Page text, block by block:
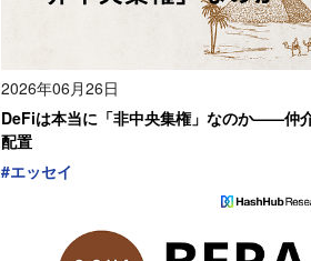
2026年06月26日
DeFiは本当に「非中央集権」なのか——仲
配置
#エッセイ